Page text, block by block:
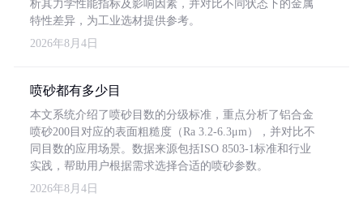
析其力学性能指标及影响因素，并对比不同状态下的金属
特性差异，为工业选材提供参考。
2026年8月4日
喷砂都有多少目
本文系统介绍了喷砂目数的分级标准，重点分析了铝合金
喷砂200目对应的表面粗糙度（Ra 3.2-6.3μm），并对比不
同目数的应用场景。数据来源包括ISO 8503-1标准和行业
实践，帮助用户根据需求选择合适的喷砂参数。
2026年8月4日